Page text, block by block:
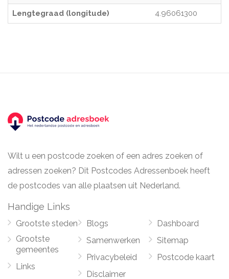
Lengtegraad (longitude) 4.96061300
Wilt u een postcode zoeken of een adres zoeken of
adressen zoeken? Dit Postcodes Adressenboek heeft
de postcodes van alle plaatsen uit Nederland.
Handige Links
Grootste steden
Grootste
gemeentes
Links
Blogs
Samenwerken
Privacybeleid
Disclaimer
Dashboard
Sitemap
Postcode kaart